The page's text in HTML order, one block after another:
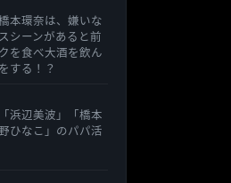
本環奈は、嫌いな
シーンがあると前
を食べ大酒を飲ん
する！？
浜辺美波」「橋本
ひなこ」のパパ活